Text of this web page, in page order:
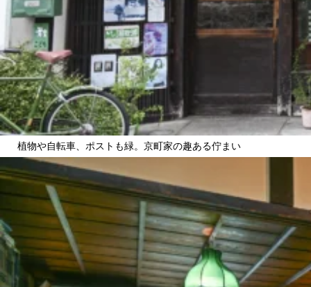
植物や自転車、ポストも緑。京町家の趣ある佇まい